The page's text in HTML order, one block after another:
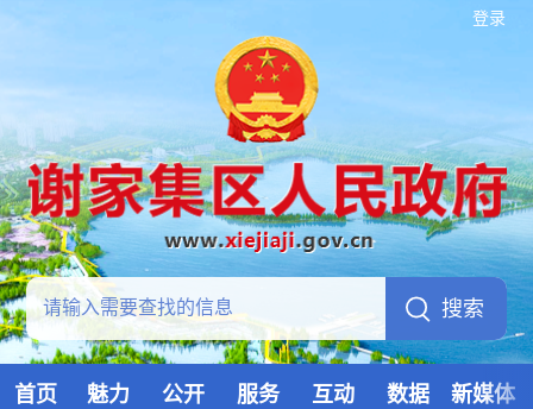
登录
首页 魅力 公开 服务 互动 数据 新媒体